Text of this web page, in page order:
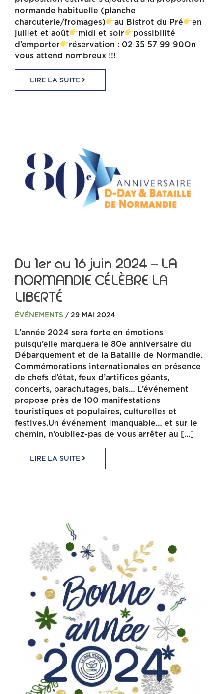
normande habituelle (planche
charcuterie/fromages)
au Bistrot du Pré
en
juillet et août
midi et soir
possibilité
d’emporter
réservation : 02 35 57 99 90On
vous attend nombreux !!!
LIRE LA SUITE
Du 1er au 16 juin 2024 – LA
NORMANDIE CÉLÈBRE LA
LIBERTÉ
ÉVÉNEMENTS / 29 MAI 2024
L’année 2024 sera forte en émotions
puisqu’elle marquera le 80e anniversaire du
Débarquement et de la Bataille de Normandie.
Commémorations internationales en présence
de chefs d’état, feux d’artifices géants,
concerts, parachutages, bals… L’événement
propose près de 100 manifestations
touristiques et populaires, culturelles et
festives.Un événement imanquable… et sur le
chemin, n’oubliez-pas de vous arrêter au […]
LIRE LA SUITE